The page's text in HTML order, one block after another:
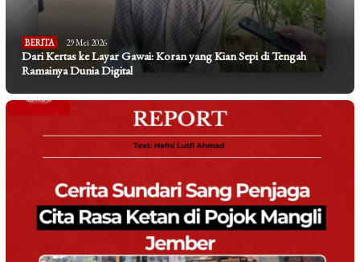
BERITA 29 Mei 2026
Dari Kertas ke Layar Gawai: Koran yang Kian Sepi di Tengah
Ramainya Dunia Digital